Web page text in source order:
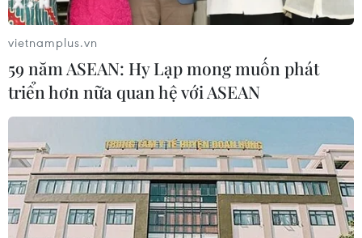
TIN CÙNG CHUYÊN MỤC
vietnamplus.vn
59 năm ASEAN: Hy Lạp mong muốn phát
triển hơn nữa quan hệ với ASEAN